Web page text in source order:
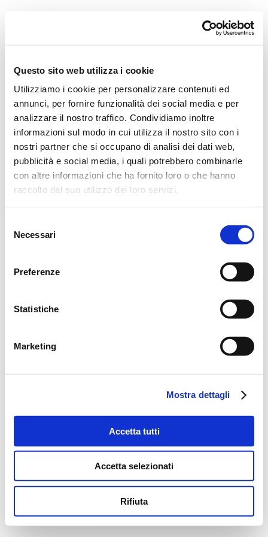
Questo sito web utilizza i cookie
Utilizziamo i cookie per personalizzare contenuti ed
annunci, per fornire funzionalità dei social media e per
analizzare il nostro traffico. Condividiamo inoltre
informazioni sul modo in cui utilizza il nostro sito con i
nostri partner che si occupano di analisi dei dati web,
pubblicità e social media, i quali potrebbero combinarle
con altre informazioni che ha fornito loro o che hanno
raccolto dal suo utilizzo dei loro servizi.
delNecessari
Preferenze
Statistiche
Marketing
Mostra dettagli
Accetta tutti
Accetta selezionati
Rifiuta
Direttore artistico
Professori D’Orchestra
La Storia
I Protagonisti
I Festival
Regolamento di Sala
Area Tecnica
Calendario
Cartellone
I Pomeriggi Musicali
Teatro Dal Verme
Biglietteria